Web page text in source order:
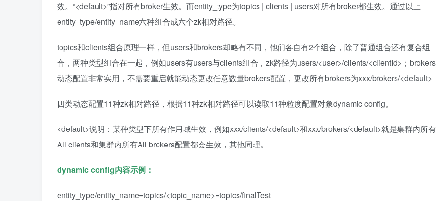
效。“<default>”指对所有broker生效。而entity_type为topics | clients | users对所有broker都生效。通过以上
entity_type/entity_name六种组合成六个zk相对路径。
topics和clients组合原理一样，但users和brokers却略有不同，他们各自有2个组合，除了普通组合还有复合组
合，两种类型组合在一起，例如users有users与clients组合，zk路径为users/<user>/clients/<clientId>；brokers
动态配置非常实用，不需要重启就能动态更改任意数量brokers配置，更改所有brokers为xxx/brokers/<default>
四类动态配置11种zk相对路径，根据11种zk相对路径可以读取11种粒度配置对象dynamic config。
<default>说明：某种类型下所有作用域生效，例如xxx/clients/<default>和xxx/brokers/<default>就是集群内所有
All clients和集群内所有All brokers配置都会生效，其他同理。
dynamic config内容示例：
entity_type/entity_name=topics/<topic_name>=topics/finalTest